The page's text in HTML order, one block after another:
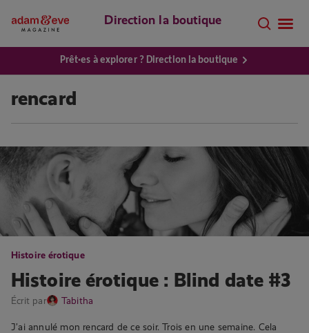
Direction la boutique
Prêt·es à explorer ? Direction la boutique
rencard
Histoire érotique
Histoire érotique : Blind date #3
Écrit par Tabitha
J’ai annulé mon rencard de ce soir. Trois en une semaine. Cela